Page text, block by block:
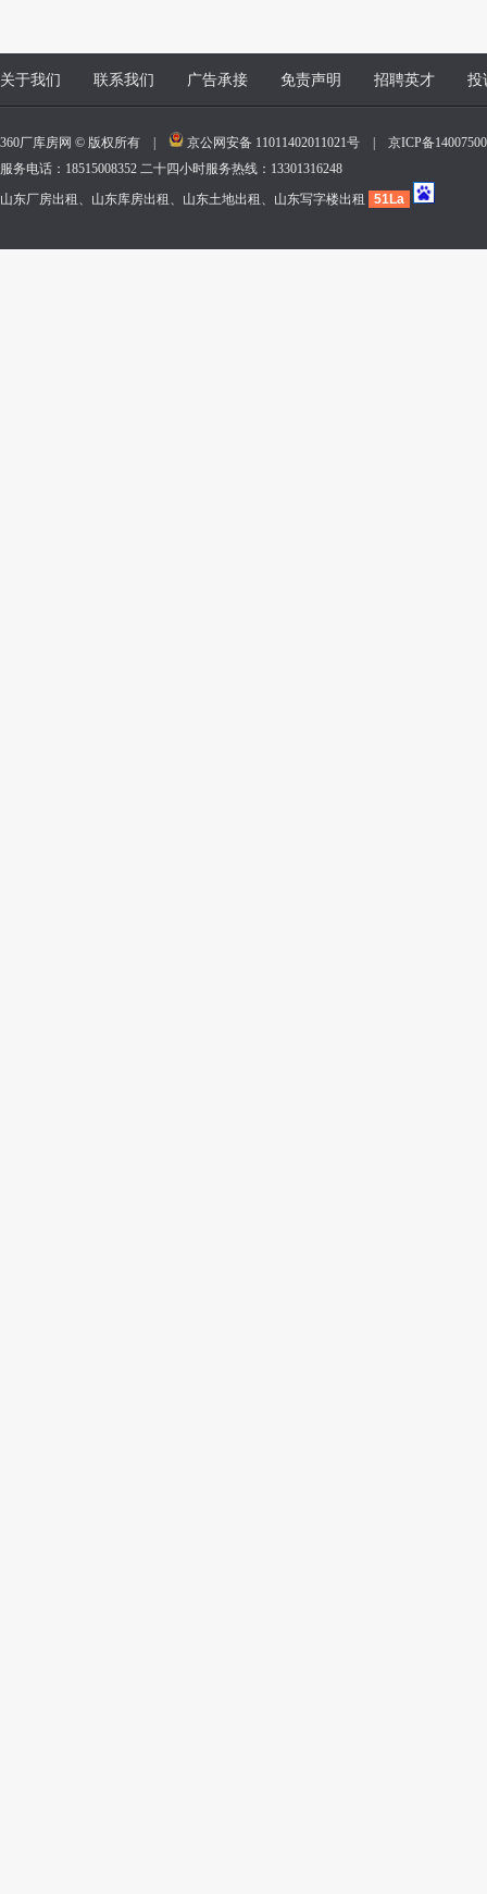
关于我们 联系我们 广告承接 免责声明 招聘英才 投
360厂库房网 © 版权所有 | 京公网安备 11011402011021号
京ICP备
服务电话：18515008352 二十四小时服务热线：13301316248
山东厂房出租、山东库房出租、山东土地出租、山东写字楼出租
51La